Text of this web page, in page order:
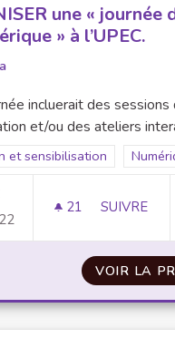
une « journée
» à l’UPEC.
incluerait des sessions
et/ou des ateliers
résultats de la catégorie :
et sensibilisation Filtrer
21 21 ABONNÉS
SUIVRE
VOIR LA